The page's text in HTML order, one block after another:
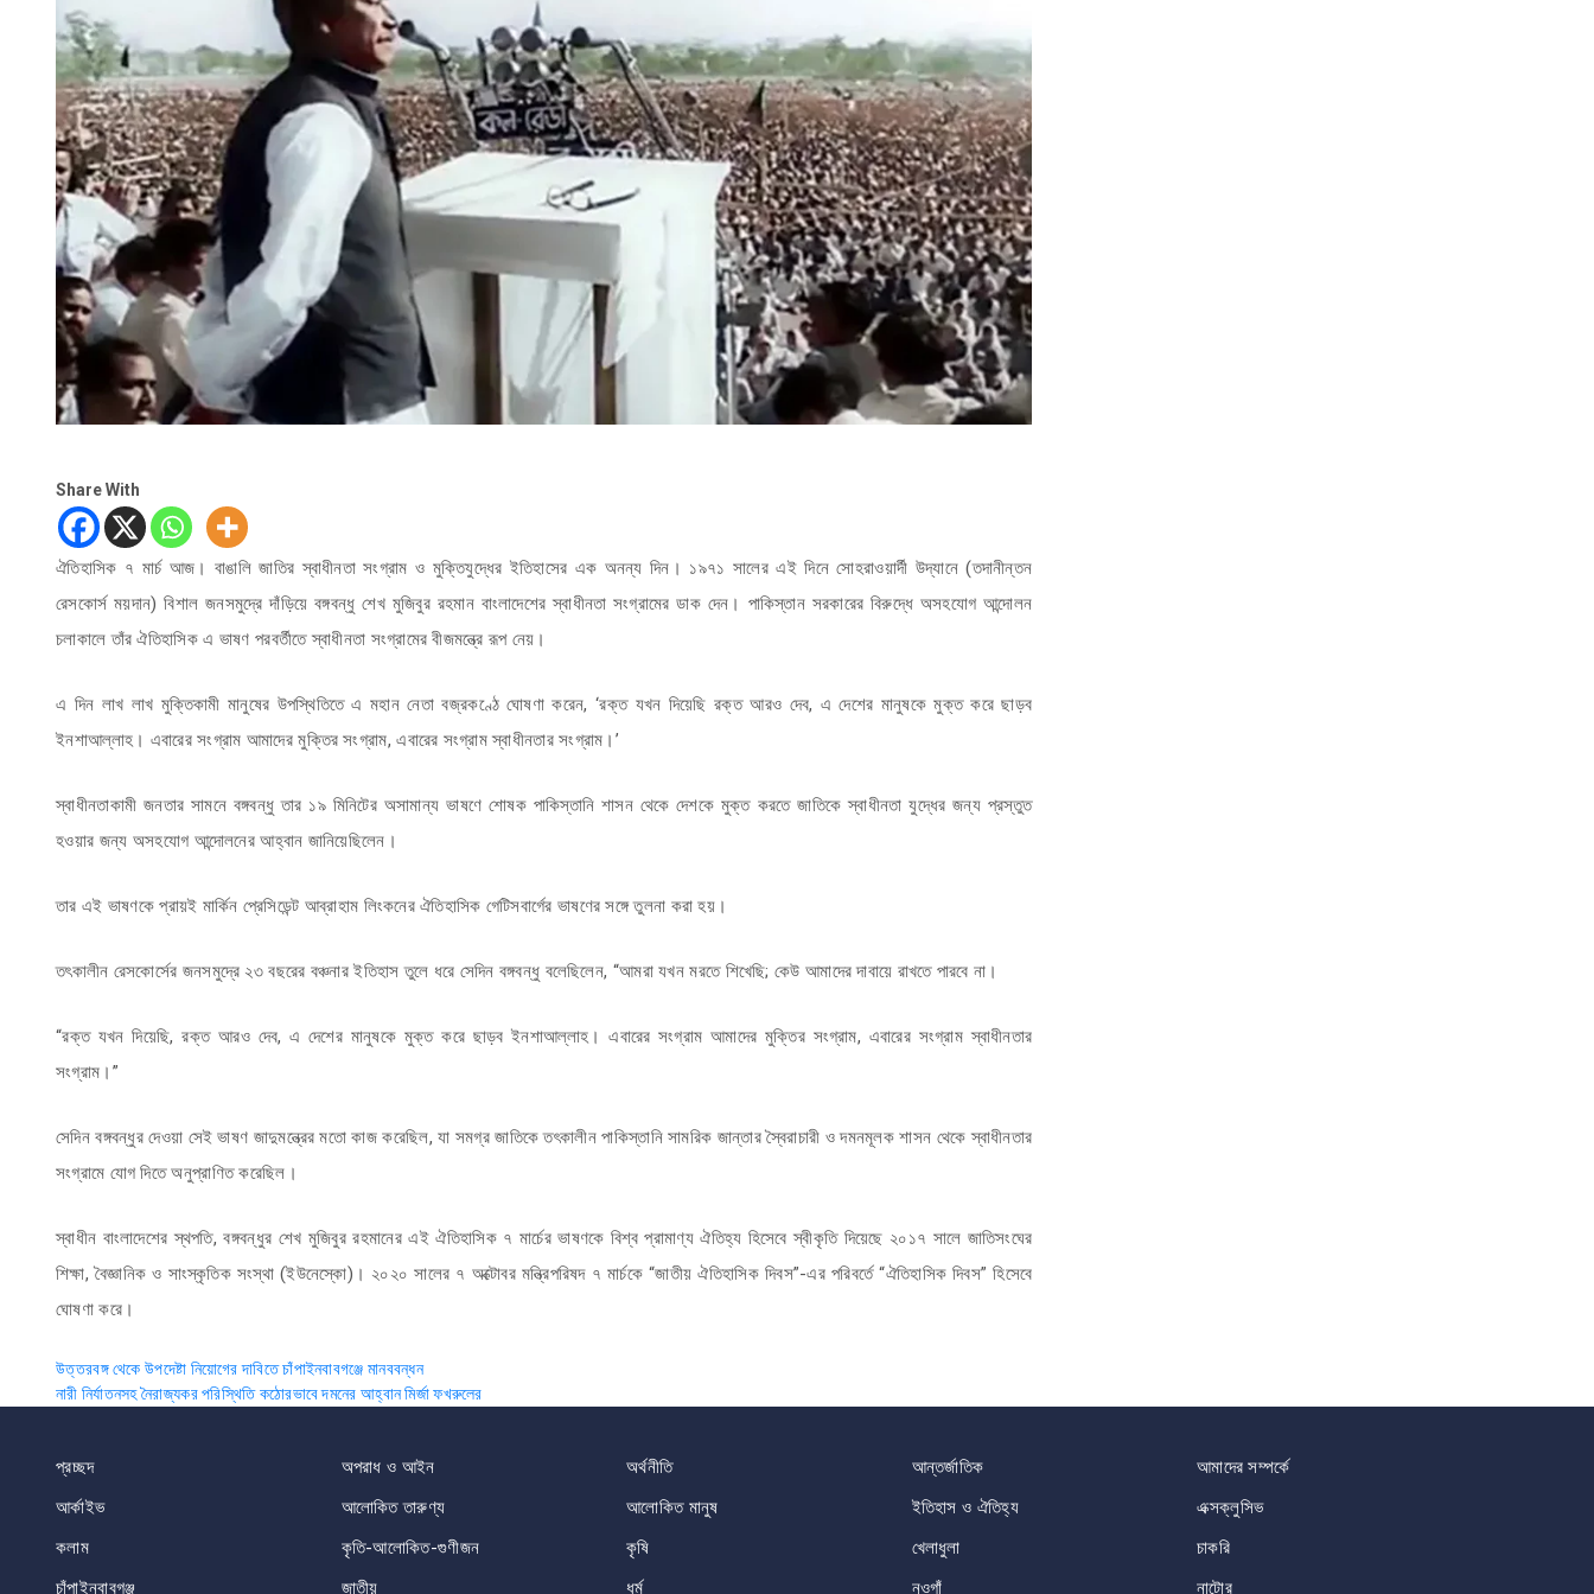
Share With
ঐতিহাসিক ৭ মার্চ আজ। বাঙালি জাতির স্বাধীনতা সংগ্রাম ও মুক্তিযুদ্ধের ইতিহাসের এক অনন্য দিন। ১৯৭১ সালের এই দিনে সোহরাওয়ার্দী উদ্যানে (তদানীন্তন
রেসকোর্স ময়দান) বিশাল জনসমুদ্রে দাঁড়িয়ে বঙ্গবন্ধু শেখ মুজিবুর রহমান বাংলাদেশের স্বাধীনতা সংগ্রামের ডাক দেন। পাকিস্তান সরকারের বিরুদ্ধে অসহযোগ আন্দোলন
চলাকালে তাঁর ঐতিহাসিক এ ভাষণ পরবর্তীতে স্বাধীনতা সংগ্রামের বীজমন্ত্রে রূপ নেয়।
এ দিন লাখ লাখ মুক্তিকামী মানুষের উপস্থিতিতে এ মহান নেতা বজ্রকণ্ঠে ঘোষণা করেন, ‘রক্ত যখন দিয়েছি রক্ত আরও দেব, এ দেশের মানুষকে মুক্ত করে ছাড়ব
ইনশাআল্লাহ। এবারের সংগ্রাম আমাদের মুক্তির সংগ্রাম, এবারের সংগ্রাম স্বাধীনতার সংগ্রাম।’
স্বাধীনতাকামী জনতার সামনে বঙ্গবন্ধু তার ১৯ মিনিটের অসামান্য ভাষণে শোষক পাকিস্তানি শাসন থেকে দেশকে মুক্ত করতে জাতিকে স্বাধীনতা যুদ্ধের জন্য প্রস্তুত
হওয়ার জন্য অসহযোগ আন্দোলনের আহ্বান জানিয়েছিলেন।
তার এই ভাষণকে প্রায়ই মার্কিন প্রেসিডেন্ট আব্রাহাম লিংকনের ঐতিহাসিক গেটিসবার্গের ভাষণের সঙ্গে তুলনা করা হয়।
তৎকালীন রেসকোর্সের জনসমুদ্রে ২৩ বছরের বঞ্চনার ইতিহাস তুলে ধরে সেদিন বঙ্গবন্ধু বলেছিলেন, “আমরা যখন মরতে শিখেছি; কেউ আমাদের দাবায়ে রাখতে পারবে না।
“রক্ত যখন দিয়েছি, রক্ত আরও দেব, এ দেশের মানুষকে মুক্ত করে ছাড়ব ইনশাআল্লাহ। এবারের সংগ্রাম আমাদের মুক্তির সংগ্রাম, এবারের সংগ্রাম স্বাধীনতার
সংগ্রাম।”
সেদিন বঙ্গবন্ধুর দেওয়া সেই ভাষণ জাদুমন্ত্রের মতো কাজ করেছিল, যা সমগ্র জাতিকে তৎকালীন পাকিস্তানি সামরিক জান্তার স্বৈরাচারী ও দমনমূলক শাসন থেকে স্বাধীনতার
সংগ্রামে যোগ দিতে অনুপ্রাণিত করেছিল।
স্বাধীন বাংলাদেশের স্থপতি, বঙ্গবন্ধুর শেখ মুজিবুর রহমানের এই ঐতিহাসিক ৭ মার্চের ভাষণকে বিশ্ব প্রামাণ্য ঐতিহ্য হিসেবে স্বীকৃতি দিয়েছে ২০১৭ সালে জাতিসংঘের
শিক্ষা, বৈজ্ঞানিক ও সাংস্কৃতিক সংস্থা (ইউনেস্কো)। ২০২০ সালের ৭ অক্টোবর মন্ত্রিপরিষদ ৭ মার্চকে “জাতীয় ঐতিহাসিক দিবস”-এর পরিবর্তে “ঐতিহাসিক দিবস” হিসেবে
ঘোষণা করে।
Post
navigation
উত্তরবঙ্গ থেকে উপদেষ্টা নিয়োগের দাবিতে চাঁপাইনবাবগঞ্জে মানববন্ধন
নারী নির্যাতনসহ নৈরাজ্যকর পরিস্থিতি কঠোরভাবে দমনের আহ্বান মির্জা ফখরুলের
প্রচ্ছদ অপরাধ ও আইন অর্থনীতি আন্তর্জাতিক
আমাদের সম্পর্কে
আর্কাইভ
আলোকিত তারুণ্য আলোকিত মানুষ ইতিহাস ও ঐতিহ্য
এক্সক্লুসিভ
কলাম
কৃতি-আলোকিত-গুণীজন কৃষি খেলাধুলা
চাকরি
চাঁপাইনবাবগঞ্জ
জাতীয় ধর্ম নওগাঁ নাটোর